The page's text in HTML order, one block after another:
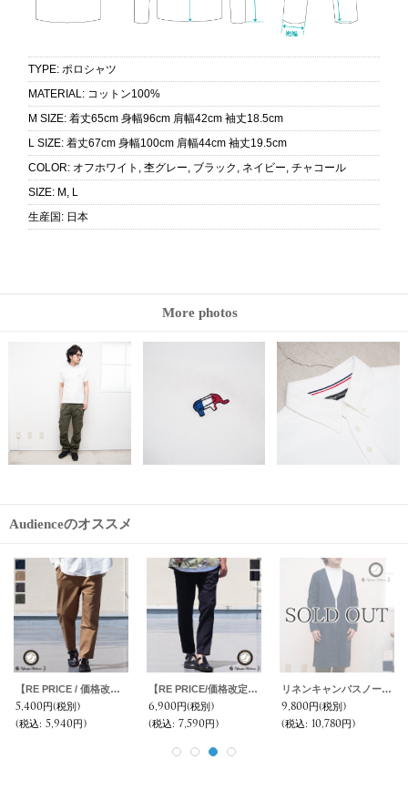
TYPE: ポロシャツ
MATERIAL: コットン100%
M SIZE: 着丈65cm 身幅96cm 肩幅42cm 袖丈18.5cm
L SIZE: 着丈67cm 身幅100cm 肩幅44cm 袖丈19.5cm
COLOR: オフホワイト, 杢グレー, ブラック, ネイビー, チャコール
SIZE: M, L
生産国 : 日本
More photos
Audienceのオススメ
【RE PRICE / 価格改定】馬布ノーカラースナップボタンコーチブルゾン【MADE IN JAPAN】『日本製』/ Upscape Audience
6,800円(税別)
(税込: 7,480円)